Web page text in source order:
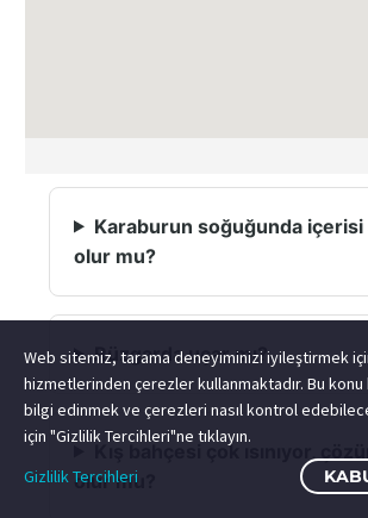
Karaburun soğuğunda içerisi
olur mu?
Rüzgarda uçar mı?
Kış bahçesi çok ısınıyor,
olur mu?
Web sitemiz, tarama deneyiminizi iyileştirmek
hizmetlerinden çerezler kullanmaktadır. Bu konu
bilgi edinmek ve çerezleri nasıl kontrol
için "Gizlilik Tercihleri"ne tıklayın.
Gizlilik Tercihleri